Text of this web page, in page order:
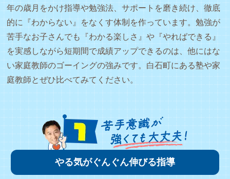
年の歳月をかけ指導や勉強法、サポートを磨き続け、徹底
的に『わからない』をなくす体制を作っています。勉強が
苦手なお子さんでも『わかる楽しさ』や『やればできる』
を実感しながら短期間で成績アップできるのは、他にはな
い家庭教師のゴーイングの強みです。白石町にある塾や家
庭教師とぜひ比べてみてください。
やる気がぐんぐん伸びる指導